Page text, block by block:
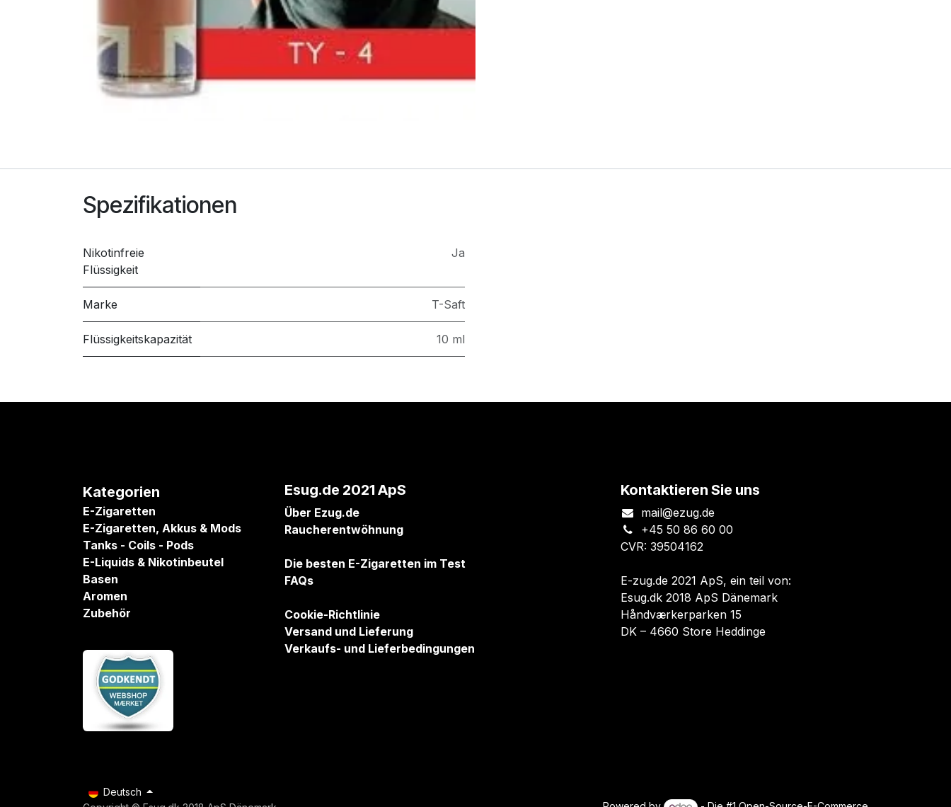
Spezifikationen
Nikotinfreie
Flüssigkeit
Ja
Marke T-Saft
Flüssigkeitskapazität 10 ml
Kategorien
E-Zigaretten
E-Zigaretten, Akkus & Mods
Tanks - Coils - Pods
E-Liquids & Nikotinbeutel
Basen
Aromen
Zubehör
Esug.de 2021 ApS
Über Ezug.de
Raucherentwöhnung
Die besten E-Zigaretten im Test
FAQs
Cookie-Richtlinie
Versand und Lieferung
Verkaufs- und Lieferbedingungen
Kontaktieren Sie uns
mail@ezug.de
+45 50 86 60 00
CVR: 39504162
E-zug.de 2021 ApS, ein teil von:
Esug.dk 2018 ApS Dänemark
Håndværkerparken 15
DK – 4660 Store Heddinge
Deutsch